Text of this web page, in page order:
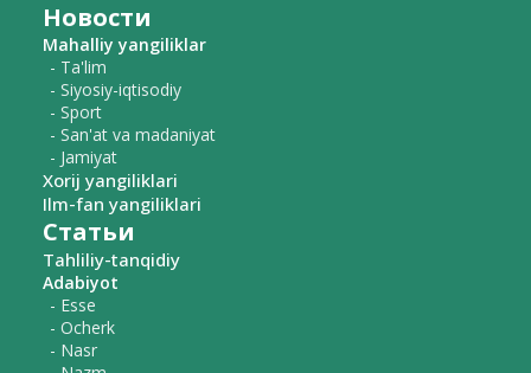
Новости
Mahalliy yangiliklar
- Ta'lim
- Siyosiy-iqtisodiy
- Sport
- San'at va madaniyat
- Jamiyat
Xorij yangiliklari
Ilm-fan yangiliklari
Статьи
Tahliliy-tanqidiy
Adabiyot
- Esse
- Ocherk
- Nasr